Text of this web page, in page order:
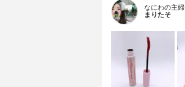
なにわの主婦
まりたそ